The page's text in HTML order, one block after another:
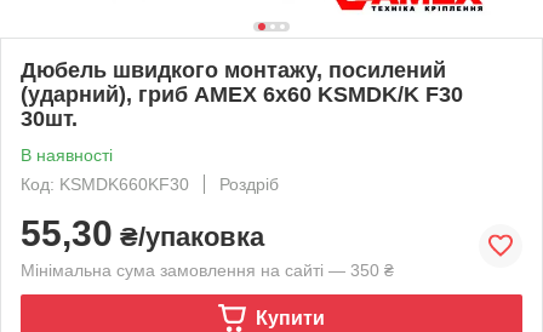
Дюбель швидкого монтажу, посилений
(ударний), гриб AMEX 6х60 KSMDK/K F30
30шт.
В наявності
Код: KSMDK660KF30
Роздріб
55,30 ₴/упаковка
Мінімальна сума замовлення на сайті — 350 ₴
Купити